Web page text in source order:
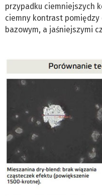
przypadku ciemniejszych
ciemny kontrast
bazowym, a jaśniejszymi